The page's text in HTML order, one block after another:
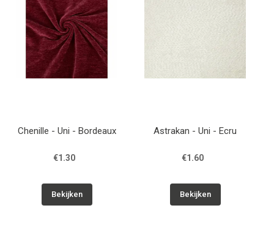
Chenille - Uni - Bordeaux
€1.30
Bekijken
Astrakan - Uni - Ecru
€1.60
Bekijken